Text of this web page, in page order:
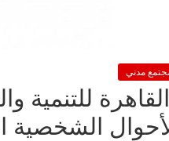
مدني
للتنمية
الشخصية